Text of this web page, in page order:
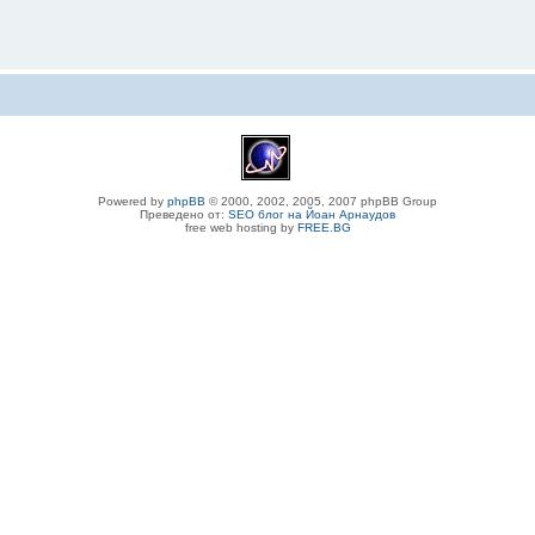
Powered by phpBB © 2000, 2002, 2005, 2007 phpBB Group
Преведено от: SEO блог на Йоан Арнаудов
free web hosting by FREE.BG